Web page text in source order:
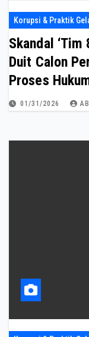
Korupsi & Praktik
Skandal ‘Tim
Duit Calon
Proses
01/31/2026